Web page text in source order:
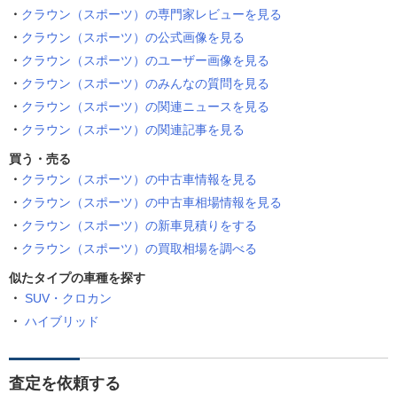
クラウン（スポーツ）の専門家レビューを見る
クラウン（スポーツ）の公式画像を見る
クラウン（スポーツ）のユーザー画像を見る
クラウン（スポーツ）のみんなの質問を見る
クラウン（スポーツ）の関連ニュースを見る
クラウン（スポーツ）の関連記事を見る
買う・売る
クラウン（スポーツ）の中古車情報を見る
クラウン（スポーツ）の中古車相場情報を見る
クラウン（スポーツ）の新車見積りをする
クラウン（スポーツ）の買取相場を調べる
似たタイプの車種を探す
SUV・クロカン
ハイブリッド
査定を依頼する